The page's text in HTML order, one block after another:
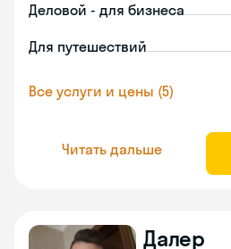
Деловой - для бизнеса
Для путешествий
Все услуги и цены (5)
Читать дальше
Далер